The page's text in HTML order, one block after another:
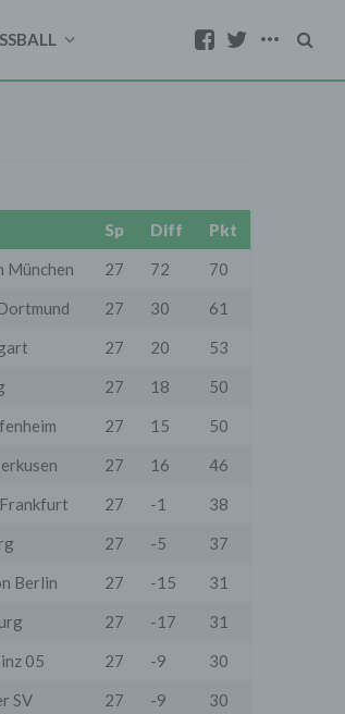
Sp Diff
Pkt
München 27 72
70
27 30
61
27 20
53
27 18
50
27 15
50
27 16
46
27 -1
38
27 -5
37
Berlin 27 -15
31
27 -17
31
05 27 -9
30
SV 27 -9
30